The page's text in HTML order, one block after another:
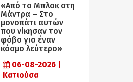
«Από το Μπλοκ στη
Μάντρα – Στο
μονοπάτι αυτών
που νίκησαν τον
φόβο για έναν
κόσμο λεύτερο»
06-08-2026 |
Κατιούσα